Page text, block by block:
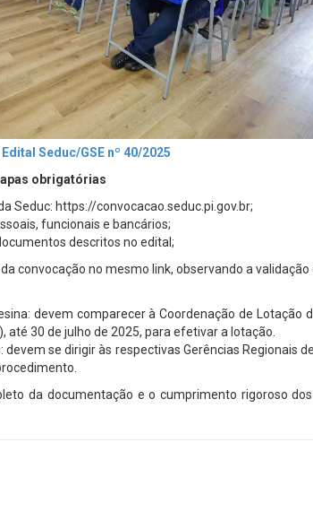
Seduc/GSE nº 40/2025
obrigatórias
Seduc: https://convocacao.seduc.pi.gov.br;
funcionais e bancários;
descritos no edital;
convocação no mesmo link, observando a validação
devem comparecer à Coordenação de Lotação
até 30 de julho de 2025, para efetivar a lotação.
devem se dirigir às respectivas Gerências Regionais
da documentação e o cumprimento rigoroso